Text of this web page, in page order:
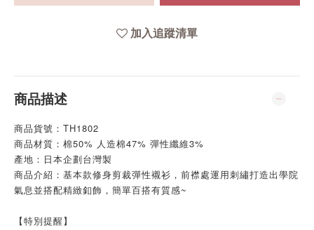
加入追蹤清單
商品描述
商品貨號：TH1802
商品材質：棉50% 人造棉47% 彈性纖維3%
產地：日本企劃台灣製
商品介紹：基本款修身剪裁彈性襯衫，前襟處運用刺繡打造出學院
氣息並搭配精緻釦飾，簡單百搭有質感~
【特別提醒】